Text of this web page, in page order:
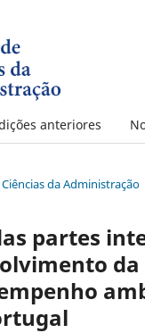
anteriores
da Administração
partes